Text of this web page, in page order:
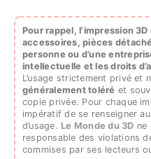
Pour rappel, l’impression
accessoires, pièces
personne ou d’une
intellectuelle et les droits
L’usage strictement privé et
généralement toléré et
copie privée. Pour chaque
impératif de se renseigner
d’usage. Le Monde du 3D ne
responsable des violations
commises par ses lecteurs